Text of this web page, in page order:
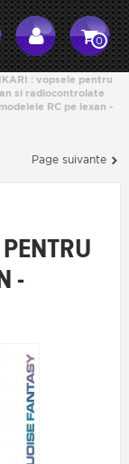
0
: vopsele pentru
si radiocontrolate
RC pe lexan -
Page suivante
-